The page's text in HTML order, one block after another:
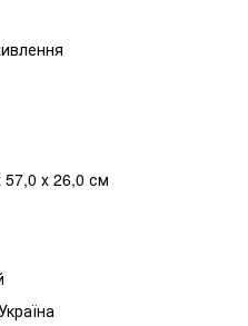
57,0 х 26,0 см
Україна